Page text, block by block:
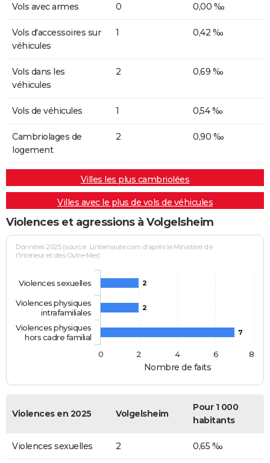
Vols avec armes 0 0,00 ‰
Vols d'accessoires sur
véhicules
1 0,42 ‰
Vols dans les
véhicules
2 0,69 ‰
Vols de véhicules 1 0,54 ‰
Cambriolages de
logement
2 0,90 ‰
Villes les plus cambriolées
Villes avec le plus de vols de véhicules
Violences et agressions à Volgelsheim
Nombre de faits
Données 2025 (source : Linternaute.com d'après le Ministère de
l'Intérieur et des Outre-Mer)
2
2
7
Violences sexuelles
Violences physiques
intrafamiliales
Violences physiques
hors cadre familial
0
2 4 6 8
Violences en 2025 Volgelsheim
Pour 1 000
habitants
Violences sexuelles 2 0,65 ‰